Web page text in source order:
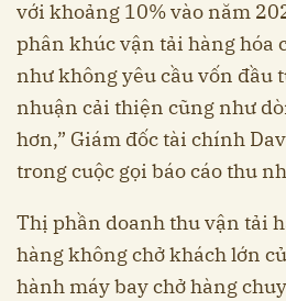
với khoảng 10% vào năm
phân khúc vận tải hàng hóa
như không yêu cầu vốn đầu
nhuận cải thiện cũng như
hơn,” Giám đốc tài chính
trong cuộc gọi báo cáo thu
Thị phần doanh thu vận tải
hàng không chở khách lớn
hành máy bay chở hàng